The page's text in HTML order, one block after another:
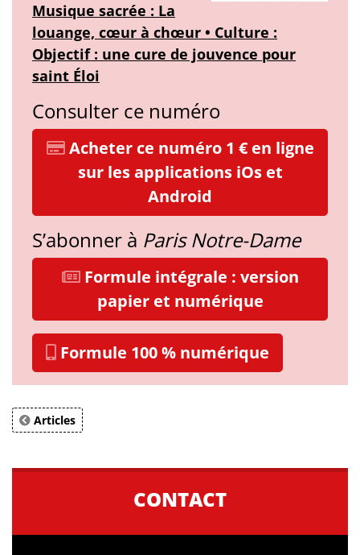
Musique sacrée : La
louange, cœur à chœur • Culture :
Objectif : une cure de jouvence pour
saint Éloi
Consulter ce numéro
Acheter ce numéro 1 € en ligne
sur les applications iOs et
Android
S’abonner à Paris Notre-Dame
Formule intégrale : version
papier et numérique
Formule 100 % numérique
Articles
CONTACT